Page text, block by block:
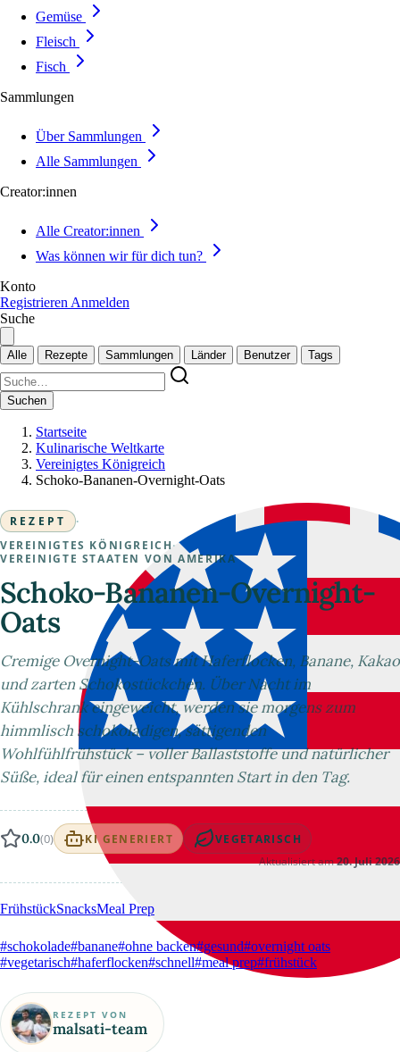
Gemüse
Fleisch
Fisch
Sammlungen
Über Sammlungen
Alle Sammlungen
Creator:innen
Alle Creator:innen
Was können wir für dich tun?
Konto
Registrieren Anmelden
Suche
Alle Rezepte Sammlungen Länder Benutzer Tags
Suchen
Startseite
Kulinarische Weltkarte
Vereinigtes Königreich
Schoko-Bananen-Overnight-Oats
REZEPT
·
VEREINIGTES KÖNIGREICH·
VEREINIGTE STAATEN VON AMERIKA
Schoko-Bananen-Overnight-
Oats
Cremige Overnight-Oats mit Haferflocken, Banane, Kakao
und zarten Schokostückchen. Über Nacht im
Kühlschrank eingeweicht, werden sie morgens zum
himmlisch schokoladigen, sättigenden
Wohlfühlfrühstück – voller Ballaststoffe und natürlicher
Süße, ideal für einen entspannten Start in den Tag.
0.0(0) KI GENERIERT VEGETARISCH
Aktualisiert am20. Juli 2026
FrühstückSnacksMeal Prep
#schokolade#banane#ohne backen#gesund#overnight oats
#vegetarisch#haferflocken#schnell#meal prep#frühstück
REZEPT VON
malsati-team